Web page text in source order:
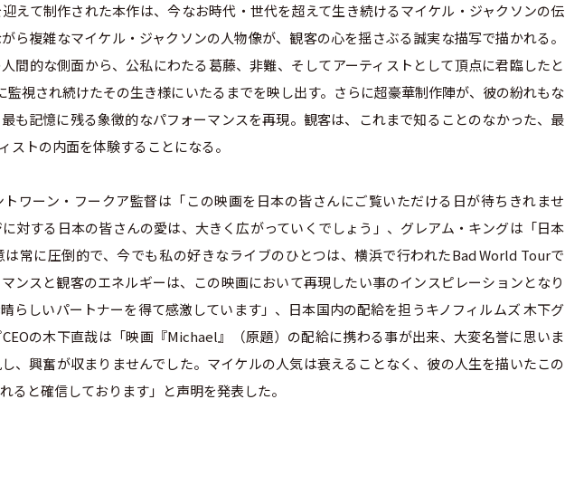
えて制作された本作は、今なお時代・世代を超えて生き続けるマイケル・ジャクソンの伝
ら複雑なマイケル・ジャクソンの人物像が、観客の心を揺さぶる誠実な描写で描かれる。
間的な側面から、公私にわたる葛藤、非難、そしてアーティストとして頂点に君臨したと
監視され続けたその生き様にいたるまでを映し出す。さらに超豪華制作陣が、彼の紛れもな
も記憶に残る象徴的なパフォーマンスを再現。観客は、これまで知ることのなかった、最
ストの内面を体験することになる。
ワーン・フークア監督は「この映画を日本の皆さんにご覧いただける日が待ちきれませ
対する日本の皆さんの愛は、大きく広がっていくでしょう」、グレアム・キングは「日本
常に圧倒的で、今でも私の好きなライブのひとつは、横浜で行われたBad World Tourで
ンスと観客のエネルギーは、この映画において再現したい事のインスピレーションとなり
らしいパートナーを得て感激しています」、日本国内の配給を担うキノフィルムズ 木下グ
の木下直哉は「映画『Michael』（原題）の配給に携わる事が出来、大変名誉に思いま
、興奮が収まりませんでした。マイケルの人気は衰えることなく、彼の人生を描いたこの
ると確信しております」と声明を発表した。